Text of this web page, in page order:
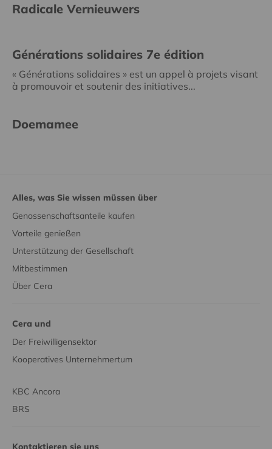
Radicale Vernieuwers
Générations solidaires 7e édition
« Générations solidaires » est un appel à projets visant
à promouvoir et soutenir des initiatives...
Doemamee
Alles, was Sie wissen müssen über
Genossenschaftsanteile kaufen
Vorteile genießen
Unterstützung der Gesellschaft
Mitbestimmen
Über Cera
Cera und
Der Freiwilligensektor
Kooperatives Unternehmertum
KBC Ancora
BRS
Kontaktieren sie uns